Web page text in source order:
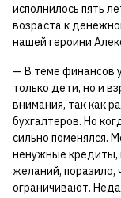
исполнилось пять
возраста к
нашей героини
— В теме финансов
только дети, но и
внимания, так как
бухгалтеров. Но
сильно поменялся.
ненужные кредиты,
желаний, поразило,
ограничивают.